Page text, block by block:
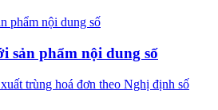
sản phẩm nội dung số